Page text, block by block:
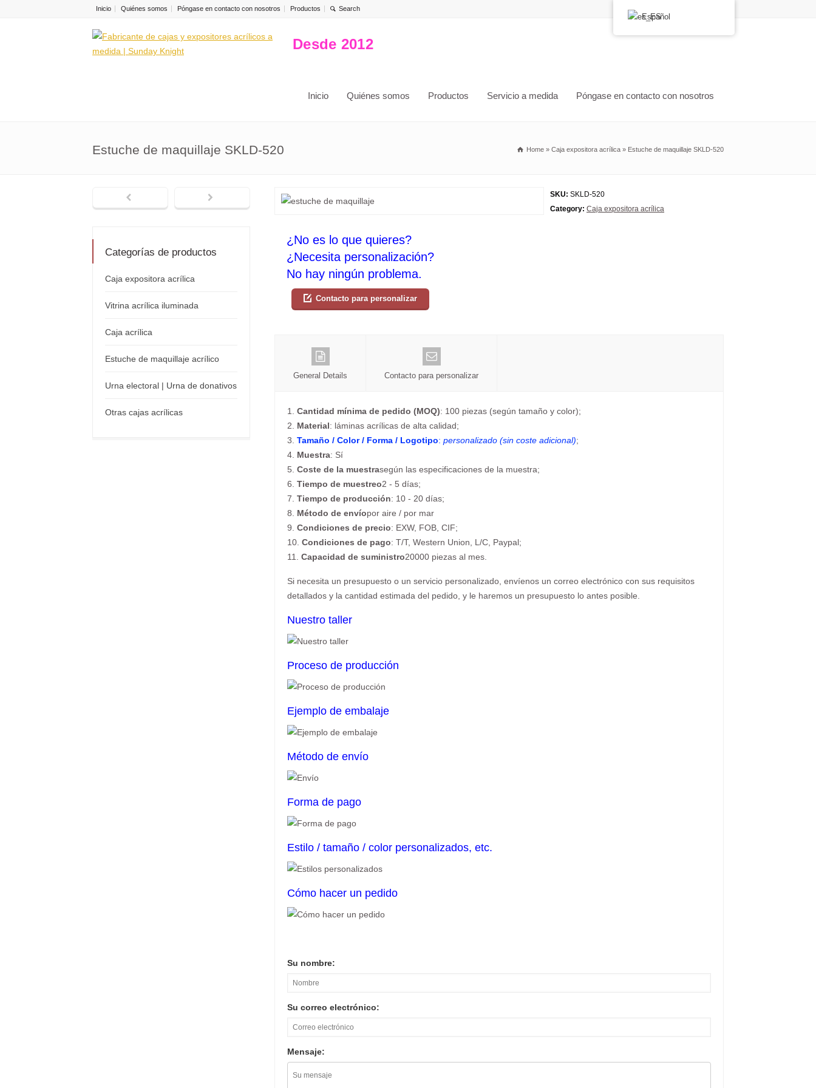
Inicio Quiénes somos Póngase en contacto con nosotros Productos
Desde 2012
Inicio Quiénes somos Productos Servicio a medida Póngase en contacto con nosotros
Estuche de maquillaje SKLD-520 Home » Caja expositora acrílica » Estuche de maquillaje SKLD-520
SKU: SKLD-520
Category: Caja expositora acrílica
¿No es lo que quieres?
¿Necesita personalización?
No hay ningún problema.
Contacto para personalizar
General Details Contacto para personalizar
1. Cantidad mínima de pedido (MOQ): 100 piezas (según tamaño y color);
2. Material: láminas acrílicas de alta calidad;
3. Tamaño / Color / Forma / Logotipo: personalizado (sin coste adicional);
4. Muestra: Sí
5. Coste de la muestrasegún las especificaciones de la muestra;
6. Tiempo de muestreo2 - 5 días;
7. Tiempo de producción: 10 - 20 días;
8. Método de envíopor aire / por mar
9. Condiciones de precio: EXW, FOB, CIF;
10. Condiciones de pago: T/T, Western Union, L/C, Paypal;
11. Capacidad de suministro20000 piezas al mes.
Si necesita un presupuesto o un servicio personalizado, envíenos un correo electrónico con sus requisitos
detallados y la cantidad estimada del pedido, y le haremos un presupuesto lo antes posible.
Nuestro taller
Proceso de producción
Ejemplo de embalaje
Método de envío
Forma de pago
Estilo / tamaño / color personalizados, etc.
Cómo hacer un pedido
Su nombre:
Su correo electrónico:
Mensaje:
Categorías de productos
Caja expositora acrílica
Vitrina acrílica iluminada
Caja acrílica
Estuche de maquillaje acrílico
Urna electoral | Urna de donativos
Otras cajas acrílicas
Español